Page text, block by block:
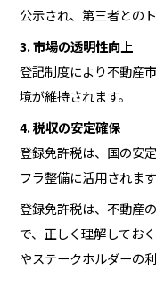
公示され、第三者との
3. 市場の透明性向上
登記制度により不動産
境が維持されます。
4. 税収の安定確保
登録免許税は、国の安
フラ整備に活用されます
登録免許税は、不動産
で、正しく理解してお
やステークホルダーの